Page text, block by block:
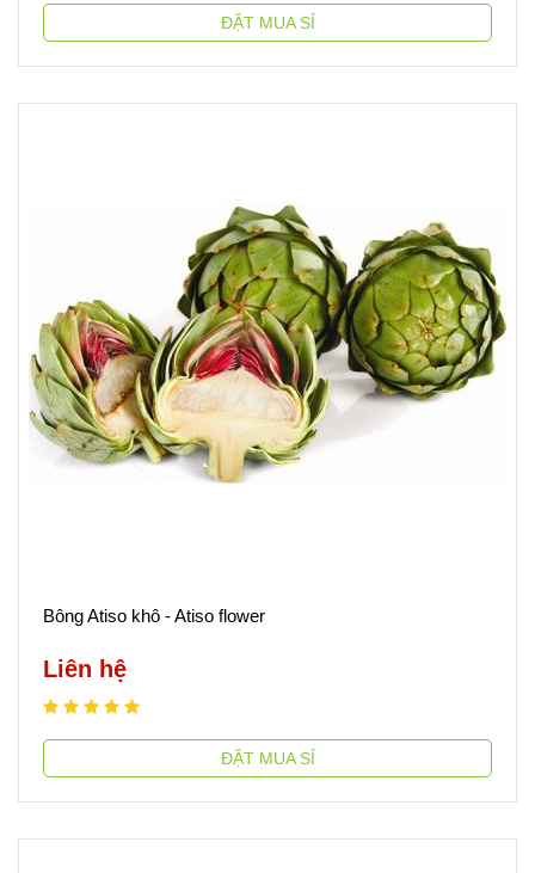
ĐẶT MUA SỈ
Bông Atiso khô - Atiso flower
Liên hệ
ĐẶT MUA SỈ